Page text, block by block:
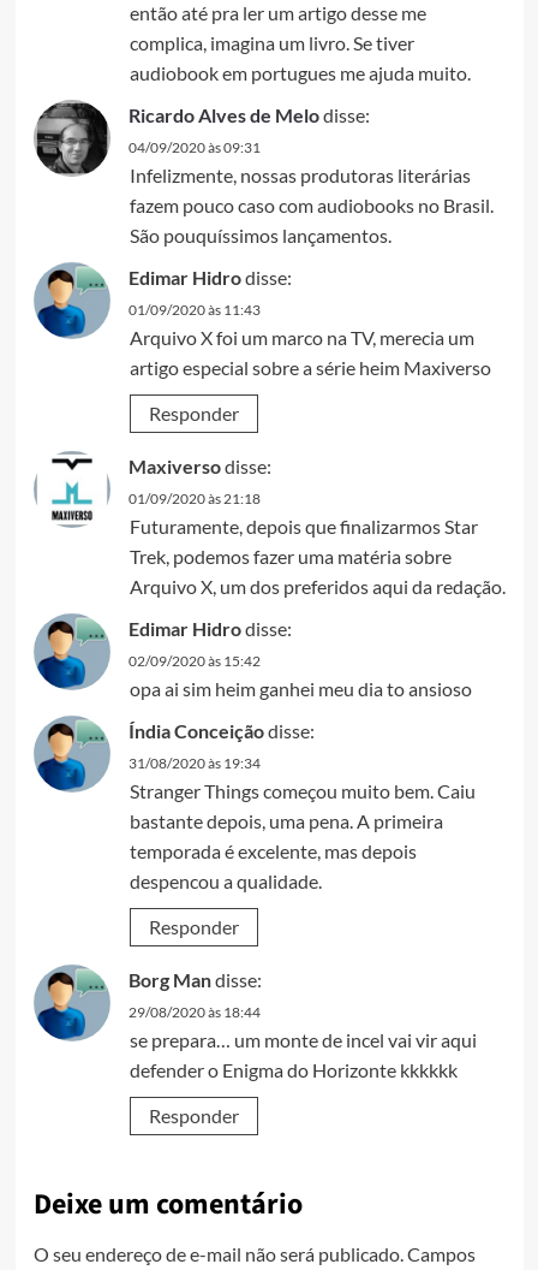
então até pra ler um artigo desse me
complica, imagina um livro. Se tiver
audiobook em portugues me ajuda muito.
Ricardo Alves de Melodisse:
04/09/2020 às 09:31
Infelizmente, nossas produtoras literárias
fazem pouco caso com audiobooks no Brasil.
São pouquíssimos lançamentos.
Edimar Hidrodisse:
01/09/2020 às 11:43
Arquivo X foi um marco na TV, merecia um
artigo especial sobre a série heim Maxiverso
Responder
Maxiversodisse:
01/09/2020 às 21:18
Futuramente, depois que finalizarmos Star
Trek, podemos fazer uma matéria sobre
Arquivo X, um dos preferidos aqui da redação.
Edimar Hidrodisse:
02/09/2020 às 15:42
opa ai sim heim ganhei meu dia to ansioso
Índia Conceiçãodisse:
31/08/2020 às 19:34
Stranger Things começou muito bem. Caiu
bastante depois, uma pena. A primeira
temporada é excelente, mas depois
despencou a qualidade.
Responder
Borg Mandisse:
29/08/2020 às 18:44
se prepara… um monte de incel vai vir aqui
defender o Enigma do Horizonte kkkkkk
Responder
Deixe um comentário
O seu endereço de e-mail não será publicado. Campos